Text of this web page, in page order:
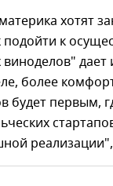
хотят
подойти к
виноделов"
более
будет первым,
реализации",